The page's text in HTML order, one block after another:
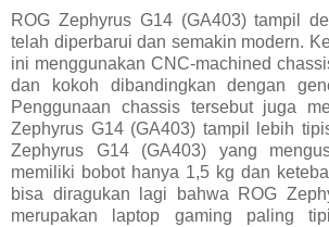
ROG Zephyrus G14 (GA403) tampil
telah diperbarui dan semakin modern.
ini menggunakan CNC-machined
dan kokoh dibandingkan dengan
Penggunaan chassis tersebut juga
Zephyrus G14 (GA403) tampil lebih
Zephyrus G14 (GA403) yang
memiliki bobot hanya 1,5 kg dan
bisa diragukan lagi bahwa ROG
merupakan laptop gaming paling